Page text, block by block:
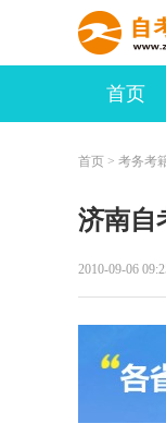
首页
首页 > 考务考
济南自
2010-09-06